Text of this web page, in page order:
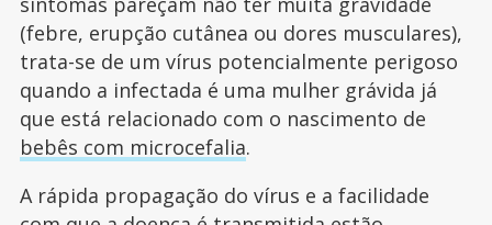
(febre, erupção cutânea ou dores musculares),
trata-se de um vírus potencialmente perigoso
quando a infectada é uma mulher grávida já
que está relacionado com o nascimento de
bebês com microcefalia.
A rápida propagação do vírus e a facilidade